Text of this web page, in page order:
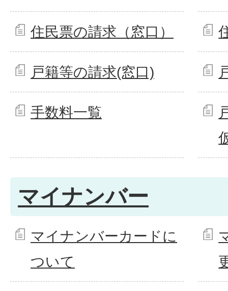
住民票の請求（窓口）
戸籍等の請求(窓口)
手数料一覧
マイナンバー
マイナンバーカードに
ついて